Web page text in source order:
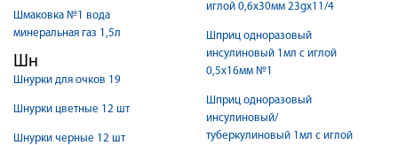
Шмаковка №1 вода
минеральная газ 1,5л
Шн
Шнурки для очков 19
Шнурки цветные 12 шт
Шнурки черные 12 шт
иглой 0,6х30мм 23gх11/4
Шприц одноразовый
инсулиновый 1мл с иглой
0,5х16мм №1
Шприц одноразовый
инсулиновый/
туберкулиновый 1мл с иглой